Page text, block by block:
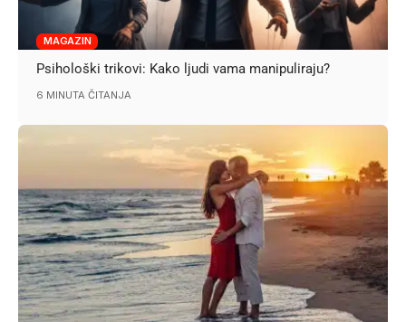
MAGAZIN
Psihološki trikovi: Kako ljudi vama manipuliraju?
6 MINUTA ČITANJA